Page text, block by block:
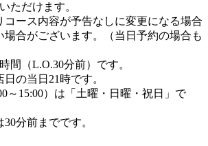
ただけます。
ース内容が予告なしに変更になる場合
場合がございます。（当日予約の場合も
間（L.O.30分前）です。
の当日21時です。
～15:00）は「土曜・日曜・祝日」で
分前までです。